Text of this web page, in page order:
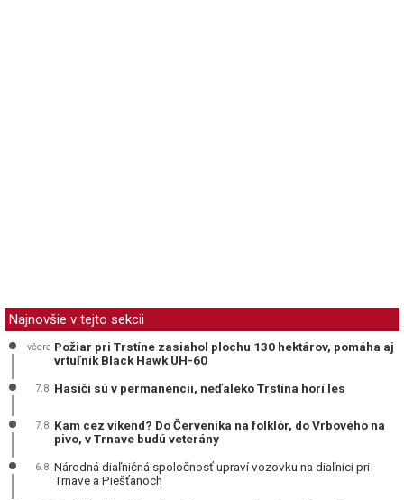
Najnovšie v tejto sekcii
včera Požiar pri Trstíne zasiahol plochu 130 hektárov, pomáha aj
vrtuľník Black Hawk UH-60
7.8. Hasiči sú v permanencii, neďaleko Trstína horí les
7.8. Kam cez víkend? Do Červeníka na folklór, do Vrbového na
pivo, v Trnave budú veterány
6.8. Národná diaľničná spoločnosť upraví vozovku na diaľnici pri
Trnave a Piešťanoch